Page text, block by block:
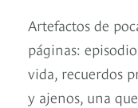
Artefactos de
páginas:
vida, recuerdos
y ajenos, una